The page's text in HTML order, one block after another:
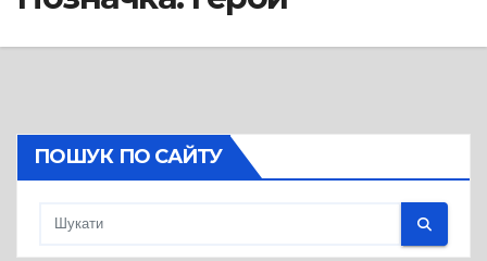
ПОШУК ПО САЙТУ